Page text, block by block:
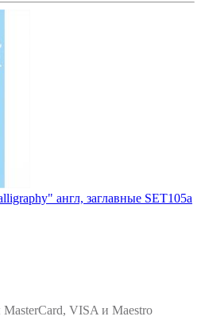
англ, заглавные SET105a
VISA и Maestro